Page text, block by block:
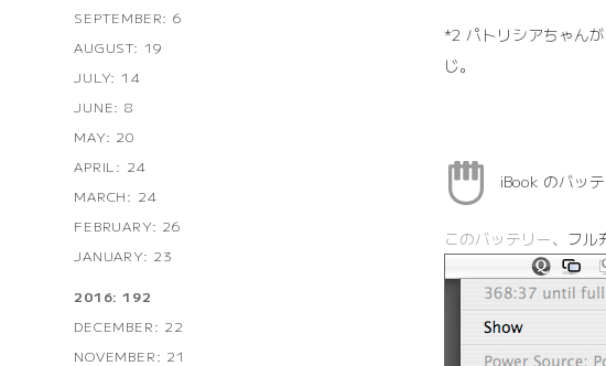
SEPTEMBER: 6
AUGUST: 19
JULY: 14
JUNE: 8
MAY: 20
APRIL: 24
MARCH: 24
FEBRUARY: 26
JANUARY: 23
2016: 192
DECEMBER: 22
NOVEMBER: 21
*2 パトリシアちゃん
じ。
iBook のバッ
このバッテリー、フル